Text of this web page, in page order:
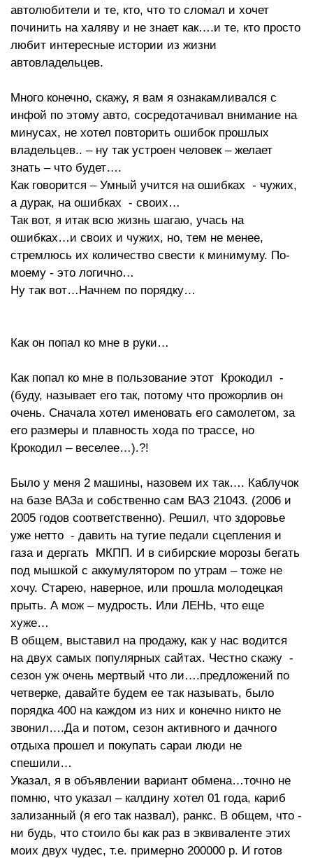
автолюбители и те, кто, что то сломал и хочет
починить на халяву и не знает как….и те, кто просто
любит интересные истории из жизни
автовладельцев.
Много конечно, скажу, я вам я ознакамливался с
инфой по этому авто, сосредотачивал внимание на
минусах, не хотел повторить ошибок прошлых
владельцев.. – ну так устроен человек – желает
знать – что будет….
Как говорится – Умный учится на ошибках - чужих,
а дурак, на ошибках - своих…
Так вот, я итак всю жизнь шагаю, учась на
ошибках…и своих и чужих, но, тем не менее,
стремлюсь их количество свести к минимуму. По-
моему - это логично…
Ну так вот…Начнем по порядку…
Как он попал ко мне в руки…
Как попал ко мне в пользование этот Крокодил -
(буду, называет его так, потому что прожорлив он
очень. Сначала хотел именовать его самолетом, за
его размеры и плавность хода по трассе, но
Крокодил – веселее…).?!
Было у меня 2 машины, назовем их так…. Каблучок
на базе ВАЗа и собственно сам ВАЗ 21043. (2006 и
2005 годов соответственно). Решил, что здоровье
уже нетто - давить на тугие педали сцепления и
газа и дергать МКПП. И в сибирские морозы бегать
под мышкой с аккумулятором по утрам – тоже не
хочу. Старею, наверное, или прошла молодецкая
прыть. А мож – мудрость. Или ЛЕНЬ, что еще
хуже…
В общем, выставил на продажу, как у нас водится
на двух самых популярных сайтах. Честно скажу -
сезон уж очень мертвый что ли….предложений по
четверке, давайте будем ее так называть, было
порядка 400 на каждом из них и конечно никто не
звонил….Да и потом, сезон активного и дачного
отдыха прошел и покупать сараи люди не
спешили…
Указал, я в объявлении вариант обмена…точно не
помню, что указал – калдину хотел 01 года, кариб
зализанный (я его так назвал), ранкс. В общем, что -
ни будь, что стоило бы как раз в эквиваленте этих
моих двух чудес, т.е. примерно 200000 р. И готов